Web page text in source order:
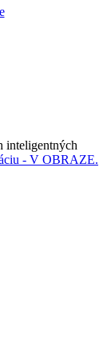
inteligentných
- V OBRAZE.